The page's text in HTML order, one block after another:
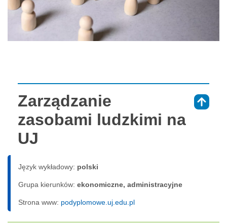
Zarządzanie
zasobami ludzkimi na
UJ
Język wykładowy: polski
Grupa kierunków: ekonomiczne, administracyjne
Strona www: podyplomowe.uj.edu.pl